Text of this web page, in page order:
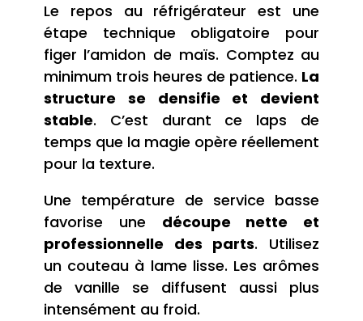
Le repos au réfrigérateur est une
étape technique obligatoire pour
figer l’amidon de maïs. Comptez au
minimum trois heures de patience. La
structure se densifie et devient
stable. C’est durant ce laps de
temps que la magie opère réellement
pour la texture.
Une température de service basse
favorise une découpe nette et
professionnelle des parts. Utilisez
un couteau à lame lisse. Les arômes
de vanille se diffusent aussi plus
intensément au froid.